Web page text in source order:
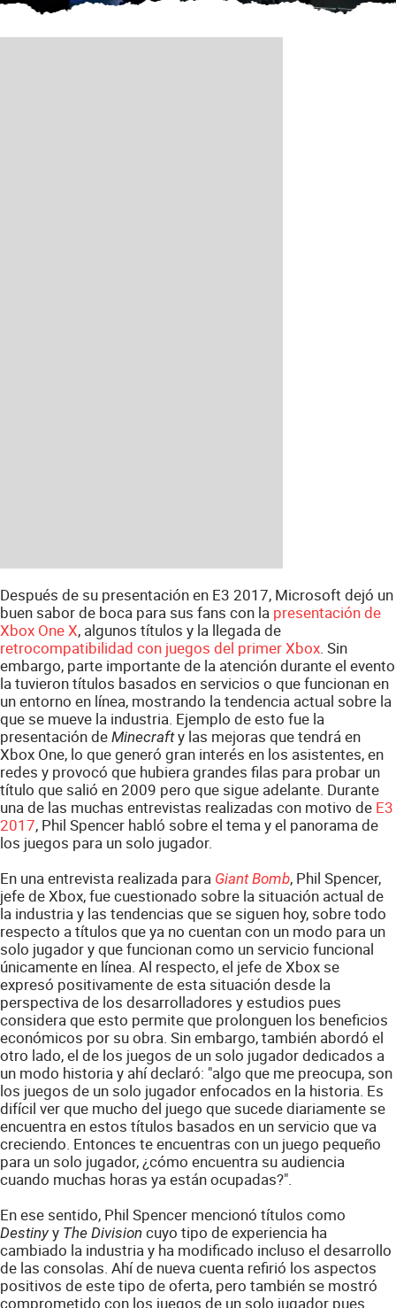
Después de su presentación en E3 2017, Microsoft dejó un
buen sabor de boca para sus fans con la presentación de
Xbox One X, algunos títulos y la llegada de
retrocompatibilidad con juegos del primer Xbox. Sin
embargo, parte importante de la atención durante el evento
la tuvieron títulos basados en servicios o que funcionan en
un entorno en línea, mostrando la tendencia actual sobre la
que se mueve la industria. Ejemplo de esto fue la
presentación de Minecrafty las mejoras que tendrá en
Xbox One, lo que generó gran interés en los asistentes, en
redes y provocó que hubiera grandes filas para probar un
título que salió en 2009 pero que sigue adelante. Durante
una de las muchas entrevistas realizadas con motivo de E3
2017, Phil Spencer habló sobre el tema y el panorama de
los juegos para un solo jugador.
En una entrevista realizada para Giant Bomb, Phil Spencer,
jefe de Xbox, fue cuestionado sobre la situación actual de
la industria y las tendencias que se siguen hoy, sobre todo
respecto a títulos que ya no cuentan con un modo para un
solo jugador y que funcionan como un servicio funcional
únicamente en línea. Al respecto, el jefe de Xbox se
expresó positivamente de esta situación desde la
perspectiva de los desarrolladores y estudios pues
considera que esto permite que prolonguen los beneficios
económicos por su obra. Sin embargo, también abordó el
otro lado, el de los juegos de un solo jugador dedicados a
un modo historia y ahí declaró: "algo que me preocupa, son
los juegos de un solo jugador enfocados en la historia. Es
difícil ver que mucho del juego que sucede diariamente se
encuentra en estos títulos basados en un servicio que va
creciendo. Entonces te encuentras con un juego pequeño
para un solo jugador, ¿cómo encuentra su audiencia
cuando muchas horas ya están ocupadas?".
En ese sentido, Phil Spencer mencionó títulos como
Destiny y The Division cuyo tipo de experiencia ha
cambiado la industria y ha modificado incluso el desarrollo
de las consolas. Ahí de nueva cuenta refirió los aspectos
positivos de este tipo de oferta, pero también se mostró
comprometido con los juegos de un solo jugador pues